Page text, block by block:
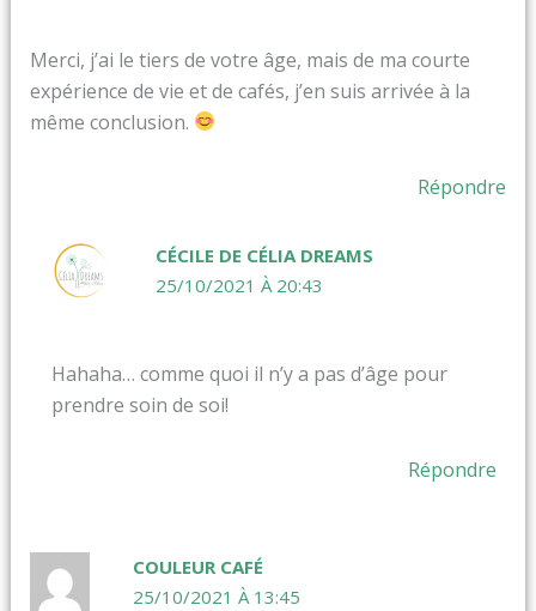
Merci, j’ai le tiers de votre âge, mais de ma courte
expérience de vie et de cafés, j’en suis arrivée à la
même conclusion.
Répondre
CÉCILE DE CÉLIA DREAMS
25/10/2021 À 20:43
Hahaha… comme quoi il n’y a pas d’âge pour
prendre soin de soi!
Répondre
COULEUR CAFÉ
25/10/2021 À 13:45